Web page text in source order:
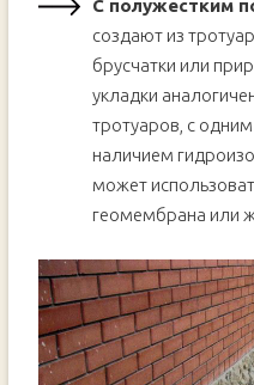
С полужестким
создают из
брусчатки или
укладки
тротуаров, с
наличием
может
геомембрана или